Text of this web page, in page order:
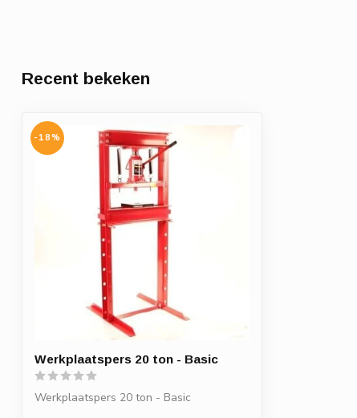
Recent bekeken
-18%
Werkplaatspers 20 ton - Basic
Werkplaatspers 20 ton - Basic